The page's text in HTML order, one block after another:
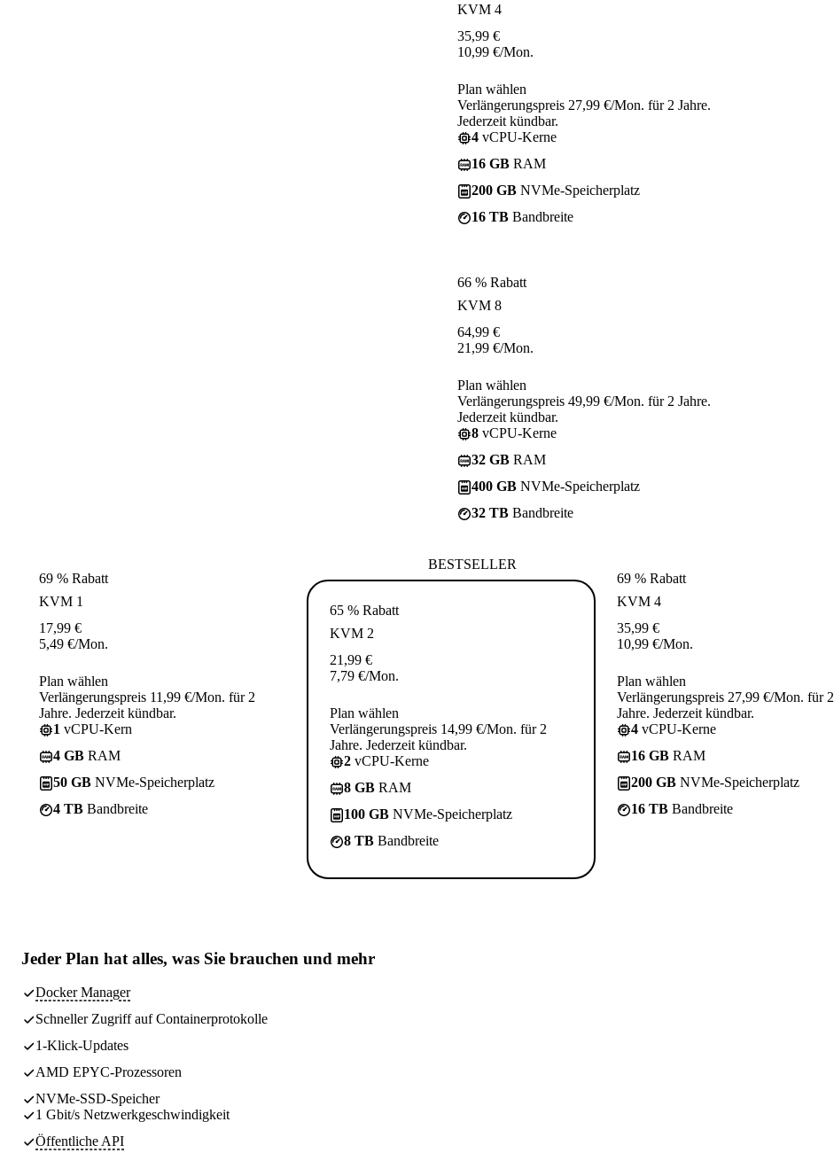
KVM 4
35,99 €
10,99 €/Mon.
Plan wählen
Verlängerungspreis 27,99 €/Mon. für 2 Jahre.
Jederzeit kündbar.
4 vCPU-Kerne
16 GB RAM
200 GB NVMe-Speicherplatz
16 TB Bandbreite
66 % Rabatt
KVM 8
64,99 €
21,99 €/Mon.
Plan wählen
Verlängerungspreis 49,99 €/Mon. für 2 Jahre.
Jederzeit kündbar.
8 vCPU-Kerne
32 GB RAM
400 GB NVMe-Speicherplatz
32 TB Bandbreite
69 % Rabatt
KVM 1
17,99 €
5,49 €/Mon.
Plan wählen
Verlängerungspreis 11,99 €/Mon. für 2
Jahre. Jederzeit kündbar.
1 vCPU-Kern
4 GB RAM
50 GB NVMe-Speicherplatz
4 TB Bandbreite
BESTSELLER
65 % Rabatt
KVM 2
21,99 €
7,79 €/Mon.
Plan wählen
Verlängerungspreis 14,99 €/Mon. für 2
Jahre. Jederzeit kündbar.
2 vCPU-Kerne
8 GB RAM
100 GB NVMe-Speicherplatz
8 TB Bandbreite
69 % Rabatt
KVM 4
35,99 €
10,99 €/Mon.
Plan wählen
Verlängerungspreis 27,99 €/Mon. für 2
Jahre. Jederzeit kündbar.
4 vCPU-Kerne
16 GB RAM
200 GB NVMe-Speicherplatz
16 TB Bandbreite
Jeder Plan hat alles, was Sie brauchen und mehr
Docker Manager
Schneller Zugriff auf Containerprotokolle
1-Klick-Updates
AMD EPYC-Prozessoren
NVMe-SSD-Speicher
1 Gbit/s Netzwerkgeschwindigkeit
Öffentliche API